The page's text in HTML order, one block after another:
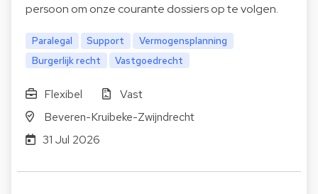
persoon om onze courante dossiers op te volgen.
Paralegal Support
Vermogensplanning
Burgerlijk recht
Vastgoedrecht
Flexibel
Vast
Beveren-Kruibeke-Zwijndrecht
31 Jul 2026